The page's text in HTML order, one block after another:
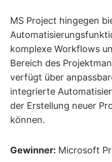
MS Project hingegen
komplexe Workflows
Bereich des
verfügt über
integrierte
der Erstellung neuer
können.
Gewinner: Microsoft